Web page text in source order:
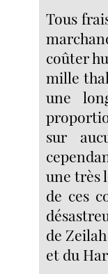
Tous
coûter
mille
une
sur
une très
de ces
de
et du